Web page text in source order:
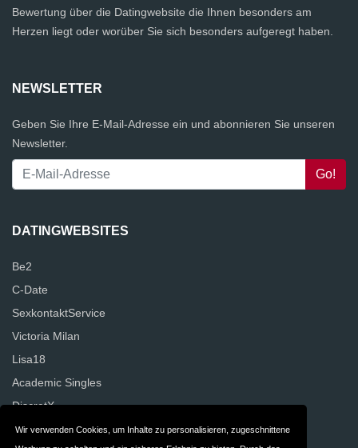
Wir verwenden Cookies, um Inhalte zu personalisieren, zugeschnittene
Bewertung über die Datingwebsite die Ihnen besonders am
Herzen liegt oder worüber Sie sich besonders aufgeregt haben.
NEWSLETTER
Geben Sie Ihre E-Mail-Adresse ein und abonnieren Sie unseren
Newsletter.
DATINGWEBSITES
Be2
C-Date
SexkontaktService
Victoria Milan
Lisa18
Academic Singles
DiscretX
NettesAbenteuer